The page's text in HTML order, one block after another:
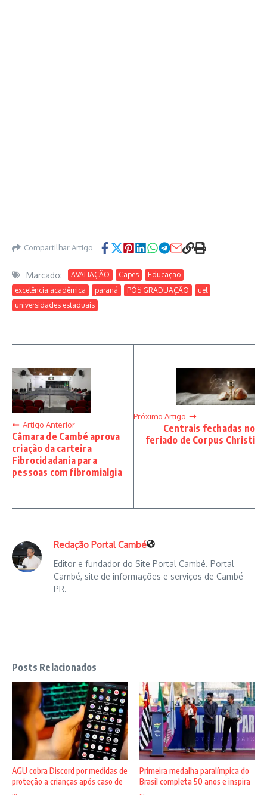
Compartilhar Artigo
Marcado: AVALIAÇÃO Capes
Educação
excelência acadêmica
paraná PÓS GRADUAÇÃO
uel
universidades estaduais
Artigo Anterior
Câmara de Cambé aprova
criação da carteira
Fibrocidadania para
pessoas com fibromialgia
Próximo Artigo
Centrais fechadas no
feriado de Corpus Christi
Redação Portal Cambé
Editor e fundador do Site Portal Cambé. Portal
Cambé, site de informações e serviços de Cambé -
PR.
Posts Relacionados
AGU cobra Discord por medidas de
proteção a crianças após caso de
...
Primeira medalha paralímpica do
Brasil completa 50 anos e inspira
...